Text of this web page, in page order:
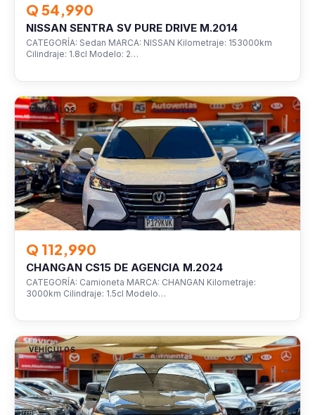
Q 54,990
NISSAN SENTRA SV PURE DRIVE M.2014
CATEGORÍA: Sedan MARCA: NISSAN Kilometraje: 153000km
Cilindraje: 1.8cl Modelo: 2…
VEHÍCULOS
Q 112,990
CHANGAN CS15 DE AGENCIA M.2024
CATEGORÍA: Camioneta MARCA: CHANGAN Kilometraje:
3000km Cilindraje: 1.5cl Modelo…
VEHÍCULOS